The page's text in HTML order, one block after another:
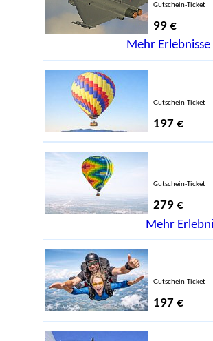
Gutschein-Ticket
99 €
Mehr
Gutschein-Ticket
197 €
Gutschein-Ticket
279 €
Mehr
Gutschein-Ticket
197 €